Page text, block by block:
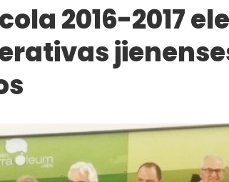
2016-2017